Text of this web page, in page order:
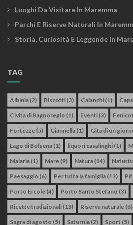
Luoghi Da Visitare In Maremma
Parchi E Riserve Naturali In
Storia, Curiosità E Leggende In
TAG
Albinia (2) Biscotti (3) Calanchi (1)
Civita di Bagnoregio (1) Eventi (3)
Fortezze (5) Giannella (1) Gita di un
Lago di Bolsena (1) liquori casalinghi (1)
Malaria (1) Mare (9) Natura (14)
Paesaggio (6) Per tutta la famiglia (13)
Porto Ercole (4) Porto Santo Stefano (3)
Ricette tradizionali (13) Riserva naturale (6)
Sagra di agosto (5) Saturnia (2) Sport (5)